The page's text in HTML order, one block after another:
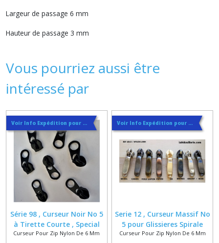
Largeur de passage 6 mm
Hauteur de passage 3 mm
Vous pourriez aussi être
intéressé par
Voir Info Expédition pour Régler les Frais de Port au Meilleur Prix , En haut d'ecran à Droite
Série 98 , Curseur Noir No 5
à Tirette Courte , Special
zip nylon spirale 6 mm
Curseur Pour Zip Nylon De 6 Mm
Voir Info Expédition pour Régler les Frais de Port au Meilleur Prix , En haut d'ecran à Droite
Serie 12 , Curseur Massif No
5 pour Glissieres Spirale
Nylon 6 mm , Argenté ,
Curseur Pour Zip Nylon De 6 Mm